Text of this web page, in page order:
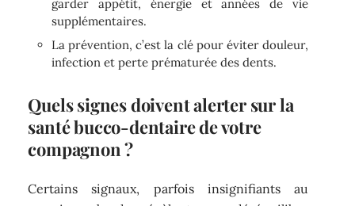
garder appétit, énergie et années de vie
supplémentaires.
La prévention, c’est la clé pour éviter douleur,
infection et perte prématurée des dents.
Quels signes doivent alerter sur la
santé bucco-dentaire de votre
compagnon ?
Certains signaux, parfois insignifiants au